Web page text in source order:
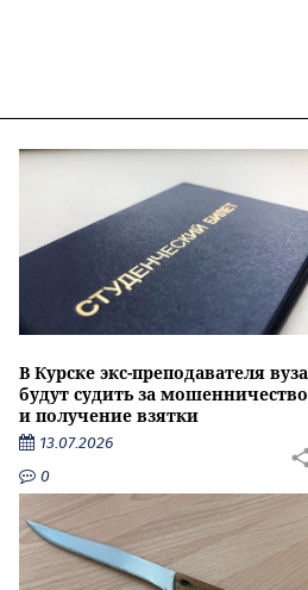
В Курске экс-преподавателя вуза
будут судить за мошенничество
и получение взятки
13.07.2026
0